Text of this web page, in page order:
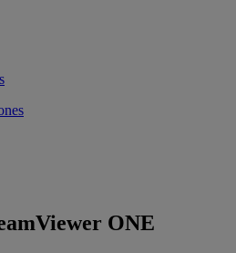
ONE